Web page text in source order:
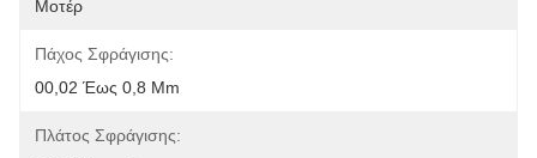
Μοτέρ
Πάχος Σφράγισης:
00,02 Έως 0,8 Mm
Πλάτος Σφράγισης: